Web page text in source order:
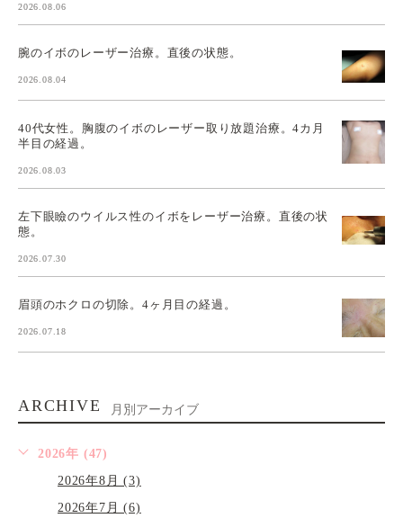
2026.08.06
腕のイボのレーザー治療。直後の状態。
2026.08.04
40代女性。胸腹のイボのレーザー取り放題治療。4カ月
半目の経過。
2026.08.03
左下眼瞼のウイルス性のイボをレーザー治療。直後の状
態。
2026.07.30
眉頭のホクロの切除。4ヶ月目の経過。
2026.07.18
ARCHIVE 月別アーカイブ
2026年 (47)
2026年8月 (3)
2026年7月 (6)